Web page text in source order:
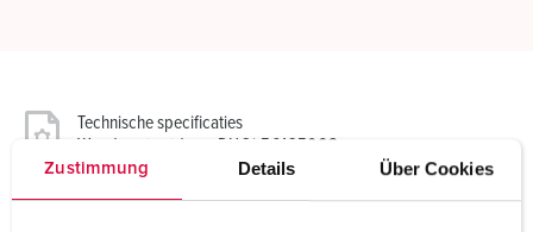
Zustimmung Details Über Cookies
Technische specificaties
Wandcontactdoos DUOi 5613506G
Ampère 32 A